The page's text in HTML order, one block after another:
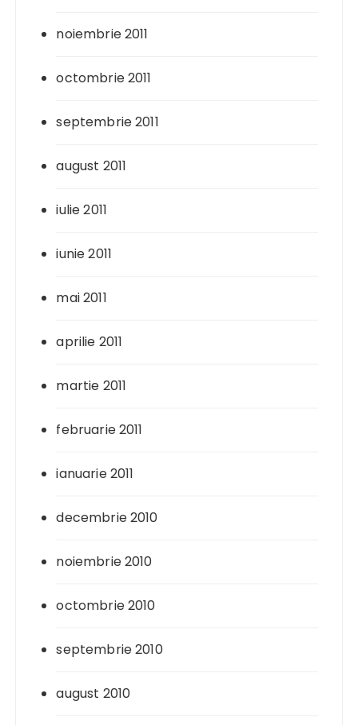
noiembrie 2011
octombrie 2011
septembrie 2011
august 2011
iulie 2011
iunie 2011
mai 2011
aprilie 2011
martie 2011
februarie 2011
ianuarie 2011
decembrie 2010
noiembrie 2010
octombrie 2010
septembrie 2010
august 2010